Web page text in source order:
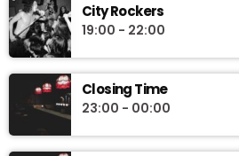
City Rockers
19:00 - 22:00
Closing Time
23:00 - 00:00